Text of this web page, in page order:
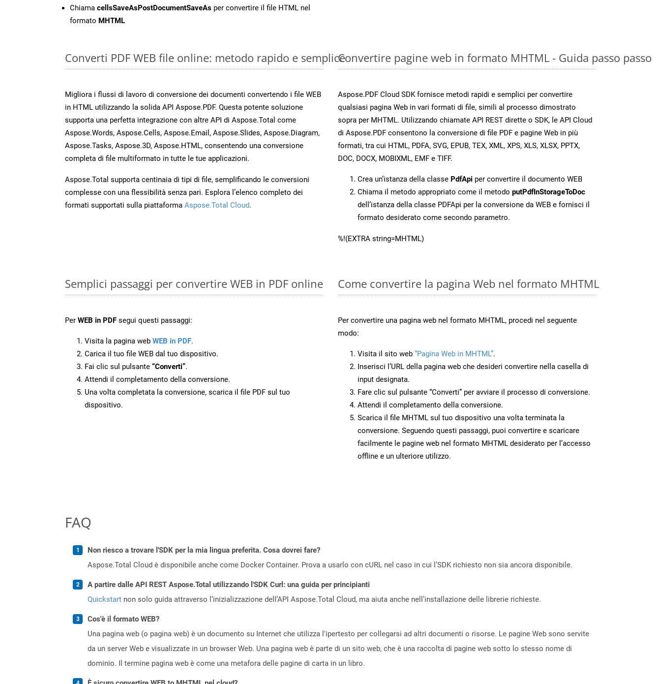
Chiama cellsSaveAsPostDocumentSaveAs per convertire il file HTML nel
formato MHTML
Converti PDF WEB file online: metodo rapido e semplice
Migliora i flussi di lavoro di conversione dei documenti convertendo i file WEB
in HTML utilizzando la solida API Aspose.PDF. Questa potente soluzione
supporta una perfetta integrazione con altre API di Aspose.Total come
Aspose.Words, Aspose.Cells, Aspose.Email, Aspose.Slides, Aspose.Diagram,
Aspose.Tasks, Aspose.3D, Aspose.HTML, consentendo una conversione
completa di file multiformato in tutte le tue applicazioni.
Aspose.Total supporta centinaia di tipi di file, semplificando le conversioni
complesse con una flessibilità senza pari. Esplora l’elenco completo dei
formati supportati sulla piattaforma Aspose.Total Cloud.
Convertire pagine web in formato MHTML - Guida passo passo
Aspose.PDF Cloud SDK fornisce metodi rapidi e semplici per convertire
qualsiasi pagina Web in vari formati di file, simili al processo dimostrato
sopra per MHTML. Utilizzando chiamate API REST dirette o SDK, le API Cloud
di Aspose.PDF consentono la conversione di file PDF e pagine Web in più
formati, tra cui HTML, PDFA, SVG, EPUB, TEX, XML, XPS, XLS, XLSX, PPTX,
DOC, DOCX, MOBIXML, EMF e TIFF.
Crea un’istanza della classe PdfApi per convertire il documento WEB
Chiama il metodo appropriato come il metodo putPdfInStorageToDoc
dell’istanza della classe PDFApi per la conversione da WEB e fornisci il
formato desiderato come secondo parametro.
%!(EXTRA string=MHTML)
Semplici passaggi per convertire WEB in PDF online
Per WEB in PDF segui questi passaggi:
Visita la pagina web WEB in PDF.
Carica il tuo file WEB dal tuo dispositivo.
Fai clic sul pulsante “Converti”.
Attendi il completamento della conversione.
Una volta completata la conversione, scarica il file PDF sul tuo
dispositivo.
Come convertire la pagina Web nel formato MHTML
Per convertire una pagina web nel formato MHTML, procedi nel seguente
modo:
Visita il sito web “Pagina Web in MHTML”.
Inserisci l’URL della pagina web che desideri convertire nella casella di
input designata.
Fare clic sul pulsante “Converti” per avviare il processo di conversione.
Attendi il completamento della conversione.
Scarica il file MHTML sul tuo dispositivo una volta terminata la
conversione. Seguendo questi passaggi, puoi convertire e scaricare
facilmente le pagine web nel formato MHTML desiderato per l’accesso
offline e un ulteriore utilizzo.
FAQ
Non riesco a trovare l'SDK per la mia lingua preferita. Cosa dovrei fare?
Aspose.Total Cloud è disponibile anche come Docker Container. Prova a usarlo con cURL nel caso in cui l’SDK richiesto non sia ancora disponibile.
A partire dalle API REST Aspose.Total utilizzando l'SDK Curl: una guida per principianti
Quickstart non solo guida attraverso l’inizializzazione dell’API Aspose.Total Cloud, ma aiuta anche nell’installazione delle librerie richieste.
Cos'è il formato WEB?
Una pagina web (o pagina web) è un documento su Internet che utilizza l'ipertesto per collegarsi ad altri documenti o risorse. Le pagine Web sono servite
da un server Web e visualizzate in un browser Web. Una pagina web è parte di un sito web, che è una raccolta di pagine web sotto lo stesso nome di
dominio. Il termine pagina web è come una metafora delle pagine di carta in un libro.